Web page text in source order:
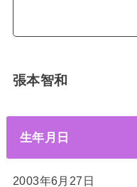
張本智和
生年月日
2003年6月27日